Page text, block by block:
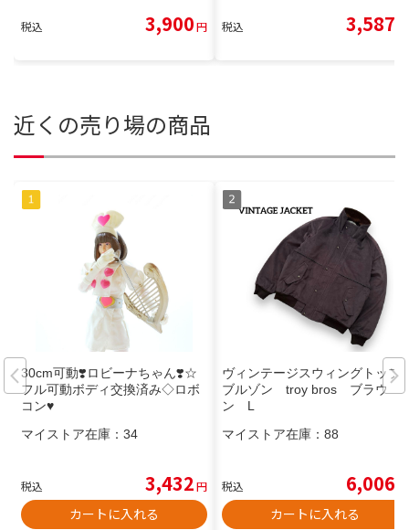
税込 3,900円 税込 3,587
近くの売り場の商品
30cm可動❣️ロビーナちゃん❣️☆
フル可動ボディ交換済み◇ロボ
コン♥
マイストア在庫： 34
税込 3,432円
カートに入れる
ヴィンテージスウィングトップ
ブルゾン troy bros ブラウ
ン L
マイストア在庫： 88
税込 6,006
カートに入れる